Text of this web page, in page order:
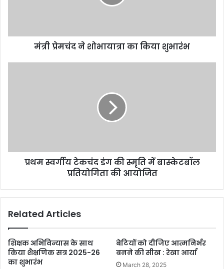
मंत्री प्रेमचंद ने शोभायात्रा का किया शुभारंभ
प्रथम स्वर्गीय टेकचंद डंग की स्मृति में बास्केटबॉल
प्रतियोगिता की आयोजित
Related Articles
शिक्षक अभिविन्यास के साथ
किया शैक्षणिक सत्र 2025-26
का शुभारंभ
बेटियों को दीजिए आत्मनिर्भर
बनने की सीख : रेखा आर्या
March 28, 2025